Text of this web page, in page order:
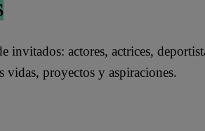
actores, actrices,
vidas, proyectos y aspiraciones.